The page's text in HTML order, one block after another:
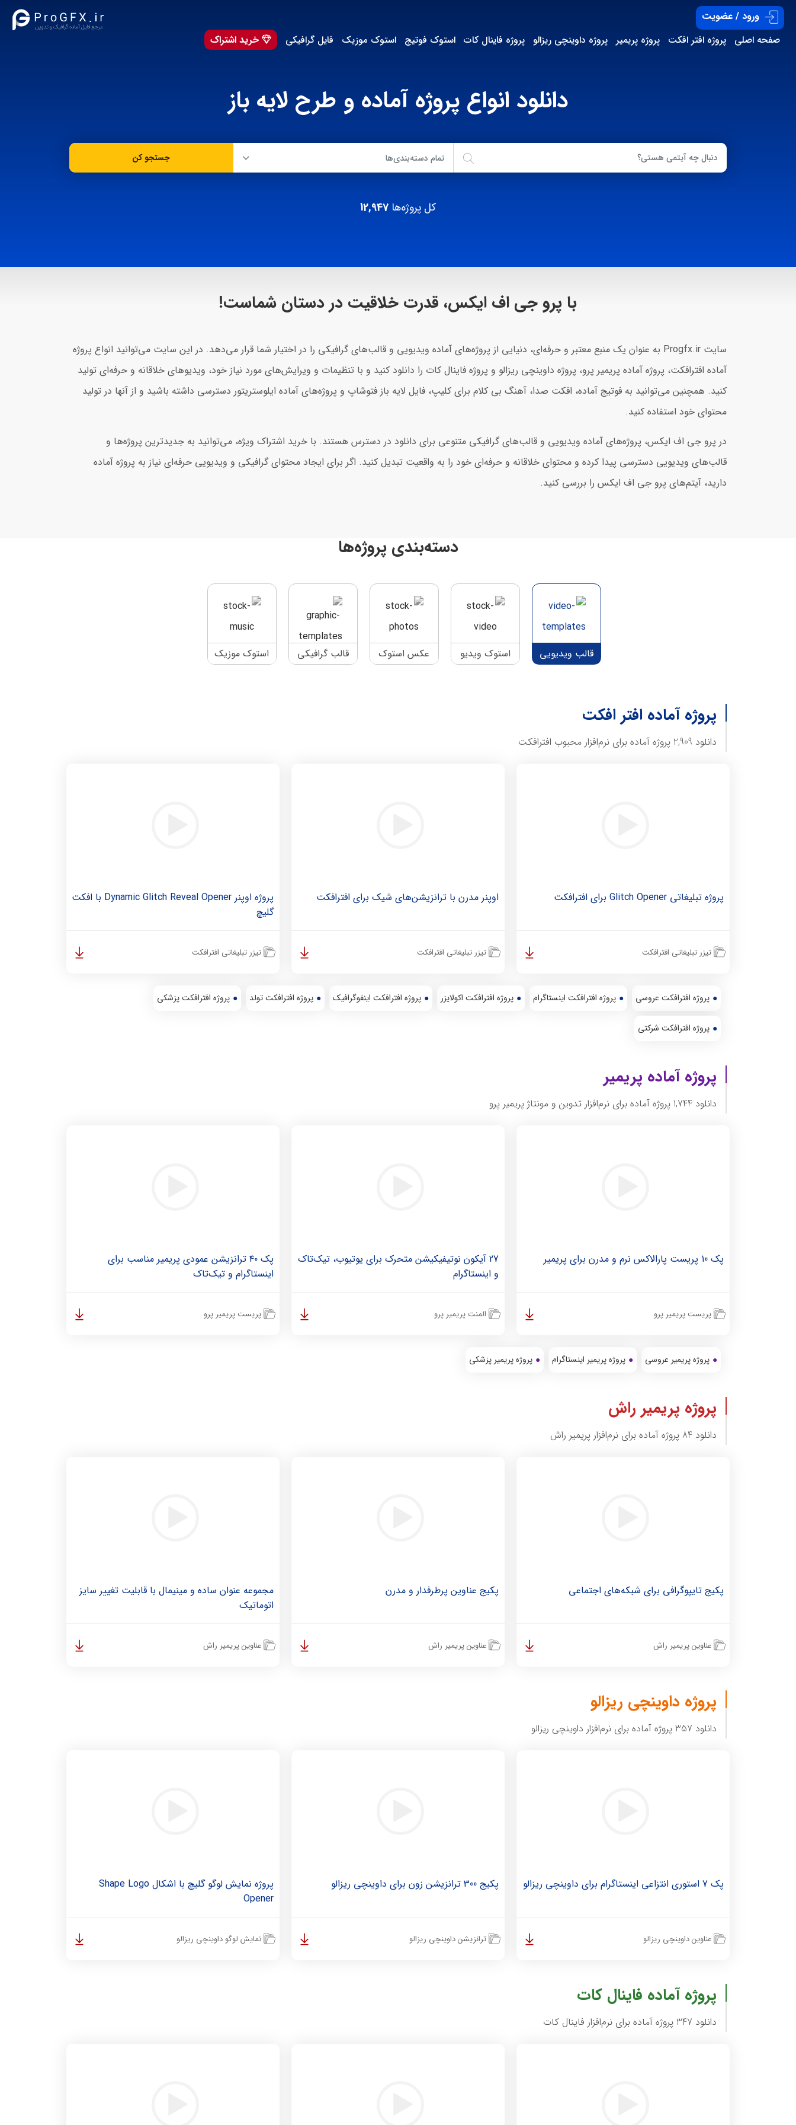
ورود / عضویت
صفحه اصلی پروژه افتر افکت پروژه پریمیر پروژه داوینچی ریزالو پروژه فاینال کات استوک فوتیج استوک موزیک فایل گرافیکی خرید اشتراک
دانلود انواع پروژه آماده و طرح لایه باز
تمام دسته‌بندی‌ها
کل پروژه‌ها 12,947
با پرو جی اف ایکس، قدرت خلاقیت در دستان شماست!
سایت Progfx.ir به عنوان یک منبع معتبر و حرفه‌ای، دنیایی از پروژه‌های آماده ویدیویی و قالب‌های گرافیکی را در اختیار شما قرار می‌دهد. در این سایت می‌توانید انواع پروژه
آماده افترافکت، پروژه آماده پریمیر پرو، پروژه داوینچی ریزالو و پروژه فاینال کات را دانلود کنید و با تنظیمات و ویرایش‌های مورد نیاز خود، ویدیوهای خلاقانه و حرفه‌ای تولید
کنید. همچنین می‌توانید به فوتیج آماده، افکت صدا، آهنگ بی کلام برای کلیپ، فایل لایه باز فتوشاپ و پروژه‌های آماده ایلوستریتور دسترسی داشته باشید و از آنها در تولید
محتوای خود استفاده کنید.
در پرو جی اف ایکس، پروژه‌های آماده ویدیویی و قالب‌های گرافیکی متنوعی برای دانلود در دسترس هستند. با خرید اشتراک ویژه، می‌توانید به جدیدترین پروژه‌ها و
قالب‌های ویدیویی دسترسی پیدا کرده و محتوای خلاقانه و حرفه‌ای خود را به واقعیت تبدیل کنید. اگر برای ایجاد محتوای گرافیکی و ویدیویی حرفه‌ای نیاز به پروژه آماده
دارید، آیتم‌های پرو جی اف ایکس را بررسی کنید.
دسته‌بندی پروژه‌ها
قالب ویدیویی استوک ویدیو عکس استوک قالب گرافیکی استوک موزیک
پروژه آماده افتر افکت
دانلود 2,909 پروژه آماده برای نرم‌افزار محبوب افترافکت
پروژه تبلیغاتی Glitch Opener برای افترافکت
تیزر تبلیغاتی افترافکت
اوپنر مدرن با ترانزیشن‌های شیک برای افترافکت
تیزر تبلیغاتی افترافکت
پروژه اوپنر Dynamic Glitch Reveal Opener با افکت
گلیچ
تیزر تبلیغاتی افترافکت
پروژه افترافکت عروسی پروژه افترافکت اینستاگرام پروژه افترافکت اکولایزر پروژه افترافکت اینفوگرافیک پروژه افترافکت تولد پروژه افترافکت پزشکی
پروژه افترافکت شرکتی
پروژه آماده پریمیر
دانلود 1,744 پروژه آماده برای نرم‌افزار تدوین و مونتاژ پریمیر پرو
پک 10 پریست پارالاکس نرم و مدرن برای پریمیر
پریست پریمیر پرو
27 آیکون نوتیفیکیشن متحرک برای یوتیوب، تیک‌تاک
و اینستاگرام
المنت پریمیر پرو
پک ۴۰ ترانزیشن عمودی پریمیر مناسب برای
اینستاگرام و تیک‌تاک
پریست پریمیر پرو
پروژه پریمیر عروسی پروژه پریمیر اینستاگرام پروژه‌ پریمیر پزشکی
پروژه پریمیر راش
دانلود 84 پروژه آماده برای نرم‌افزار پریمیر راش
پکیج تایپوگرافی برای شبکه‌های اجتماعی
عناوین پریمیر راش
پکیج عناوین پرطرفدار و مدرن
عناوین پریمیر راش
مجموعه عنوان ساده و مینیمال با قابلیت تغییر سایز
اتوماتیک
عناوین پریمیر راش
پروژه داوینچی ریزالو
دانلود 357 پروژه آماده برای نرم‌افزار داوینچی ریزالو
پک 7 استوری انتزاعی اینستاگرام برای داوینچی ریزالو
عناوین داوینچی ریزالو
پکیج 300 ترانزیشن زون برای داوینچی ریزالو
ترانزیشن داوینچی ریزالو
پروژه نمایش لوگو گلیچ با اشکال Shape Logo
Opener
نمایش لوگو داوینچی ریزالو
پروژه آماده فاینال کات
دانلود 347 پروژه آماده برای نرم‌افزار فاینال کات